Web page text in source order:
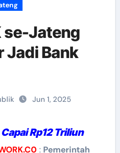
se-Jateng
Jadi Bank
Jun 1, 2025
Rp12 Triliun
: Pemerintah